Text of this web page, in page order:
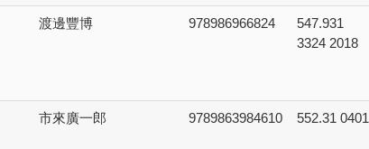
渡邊豐博 978986966824
547.931
3324 2018
市來廣一郎 9789863984610 552.31 0401